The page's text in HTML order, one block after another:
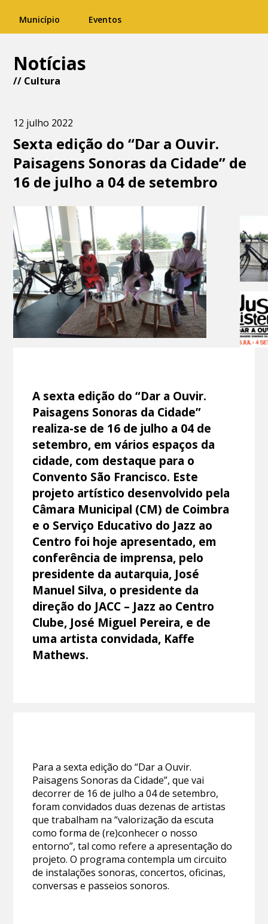
Município Eventos
Notícias
// Cultura
12 julho 2022
Sexta edição do “Dar a Ouvir.
Paisagens Sonoras da Cidade” de
16 de julho a 04 de setembro
A sexta edição do “Dar a Ouvir.
Paisagens Sonoras da Cidade”
realiza-se de 16 de julho a 04 de
setembro, em vários espaços da
cidade, com destaque para o
Convento São Francisco. Este
projeto artístico desenvolvido pela
Câmara Municipal (CM) de Coimbra
e o Serviço Educativo do Jazz ao
Centro foi hoje apresentado, em
conferência de imprensa, pelo
presidente da autarquia, José
Manuel Silva, o presidente da
direção do JACC – Jazz ao Centro
Clube, José Miguel Pereira, e de
uma artista convidada, Kaffe
Mathews.
Para a sexta edição do “Dar a Ouvir.
Paisagens Sonoras da Cidade”, que vai
decorrer de 16 de julho a 04 de setembro,
foram convidados duas dezenas de artistas
que trabalham na “valorização da escuta
como forma de (re)conhecer o nosso
entorno”, tal como refere a apresentação do
projeto. O programa contempla um circuito
de instalações sonoras, concertos, oficinas,
conversas e passeios sonoros.